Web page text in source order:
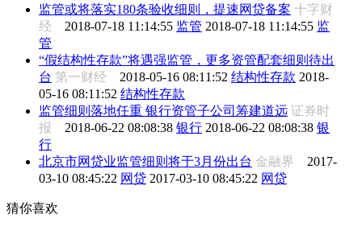
监管或将落实180条验收细则，提速网贷备案 十字财
经 2018-07-18 11:14:55 监管 2018-07-18 11:14:55 监
管
“假结构性存款”将遇强监管，更多资管配套细则待出
台 第一财经 2018-05-16 08:11:52 结构性存款 2018-
05-16 08:11:52 结构性存款
监管细则落地任重 银行资管子公司筹建道远 证券时
报 2018-06-22 08:08:38 银行 2018-06-22 08:08:38 银
行
北京市网贷业监管细则将于3月份出台 金融界 2017-
03-10 08:45:22 网贷 2017-03-10 08:45:22 网贷
猜你喜欢